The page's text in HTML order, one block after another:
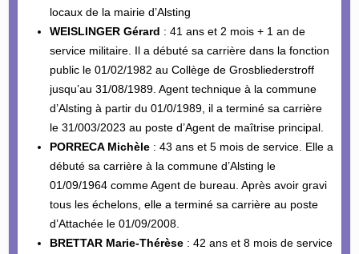
locaux de la mairie d’Alsting
WEISLINGER Gérard : 41 ans et 2 mois + 1 an de
service militaire. Il a débuté sa carrière dans la fonction
public le 01/02/1982 au Collège de Grosbliederstroff
jusqu’au 31/08/1989. Agent technique à la commune
d’Alsting à partir du 01/0/1989, il a terminé sa carrière
le 31/003/2023 au poste d’Agent de maîtrise principal.
PORRECA Michèle: 43 ans et 5 mois de service. Elle a
débuté sa carrière à la commune d’Alsting le
01/09/1964 comme Agent de bureau. Après avoir gravi
tous les échelons, elle a terminé sa carrière au poste
d’Attachée le 01/09/2008.
BRETTAR Marie-Thérèse: 42 ans et 8 mois de service